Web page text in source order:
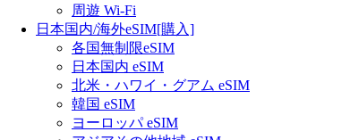
周遊 Wi-Fi
日本国内/海外eSIM[購入]
各国無制限eSIM
日本国内 eSIM
北米・ハワイ・グアム eSIM
韓国 eSIM
ヨーロッパ eSIM